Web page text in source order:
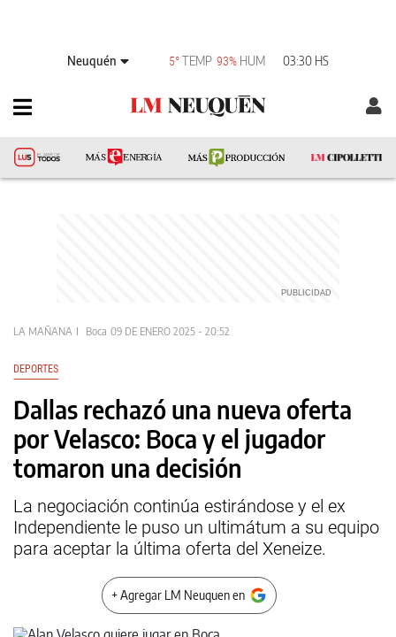
Neuquén 5°TEMP 93% HUM 03:30 HS
LA MAÑANA Boca 09 DE ENERO 2025 - 20:52
DEPORTES
Dallas rechazó una nueva oferta
por Velasco: Boca y el jugador
tomaron una decisión
La negociación continúa estirándose y el ex
Independiente le puso un ultimátum a su equipo
para aceptar la última oferta del Xeneize.
+ Agregar LM Neuquen en